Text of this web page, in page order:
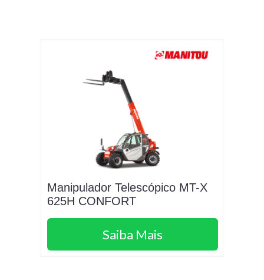
Manipulador Telescópico MT-X
625H CONFORT
Saiba Mais